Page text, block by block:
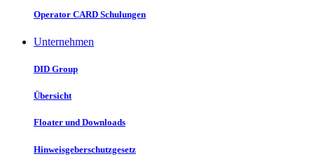
Operator CARD Schulungen
Unternehmen
DID Group
Übersicht
Floater und Downloads
Hinweisgeberschutzgesetz